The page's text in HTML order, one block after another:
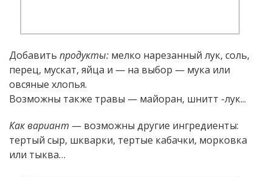
Добавить продукты: мелко нарезанный лук, соль,
перец, мускат, яйца и — на выбор — мука или
овсяные хлопья.
Возможны также травы — майоран, шнитт -лук...
Как вариант — возможны другие ингредиенты:
тертый сыр, шкварки, тертые кабачки, морковка
или тыква…